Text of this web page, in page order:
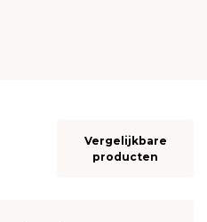
Vergelijkbare
producten